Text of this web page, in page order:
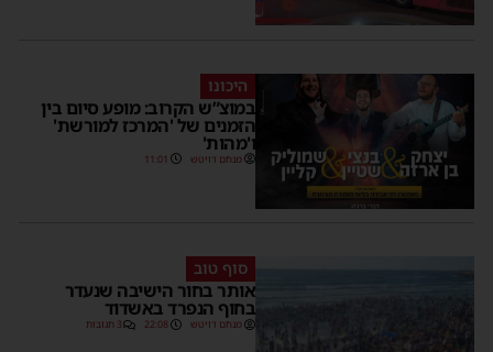
היכונו
במוצ”ש הקרוב: מופע סיום בין
הזמנים של 'המרכז למורשת'
ו'מהות'
מנחם דויטש 11:01
סוף טוב
אותר בחור הישיבה שנעדר
בחוף הנפרד באשדוד
מנחם דויטש 22:08 3 תגובות